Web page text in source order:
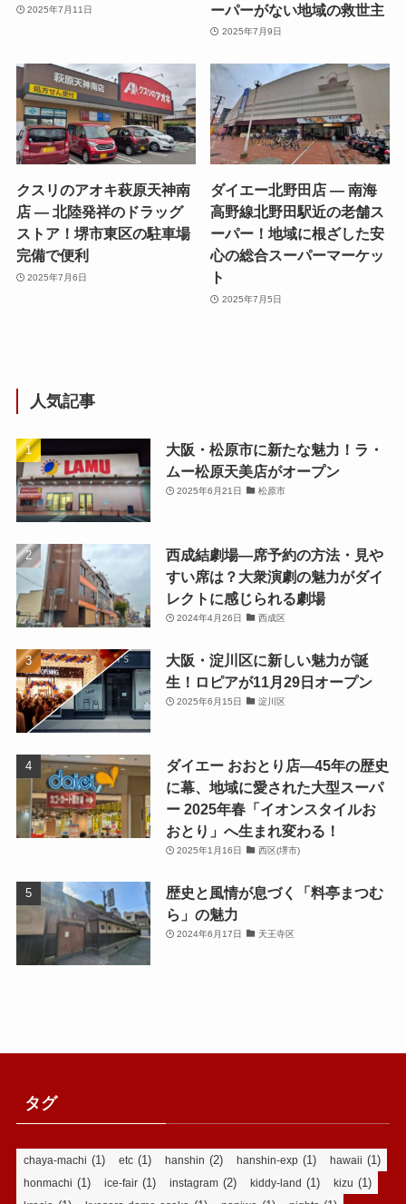
2025年7月11日
ーパーがない地域の救世主
2025年7月9日
クスリのアオキ萩原天神南
店 — 北陸発祥のドラッグ
ストア！堺市東区の駐車場
完備で便利
2025年7月6日
ダイエー北野田店 — 南海
高野線北野田駅近の老舗ス
ーパー！地域に根ざした安
心の総合スーパーマーケッ
ト
2025年7月5日
人気記事
大阪・松原市に新たな魅力！ラ・
ムー松原天美店がオープン
2025年6月21日 松原市
西成結劇場—席予約の方法・見や
すい席は？大衆演劇の魅力がダイ
レクトに感じられる劇場
2024年4月26日 西成区
大阪・淀川区に新しい魅力が誕
生！ロピアが11月29日オープン
2025年6月15日 淀川区
ダイエー おおとり店—45年の歴史
に幕、地域に愛された大型スーパ
ー 2025年春「イオンスタイルお
おとり」へ生まれ変わる！
2025年1月16日 西区(堺市)
歴史と風情が息づく「料亭まつむ
ら」の魅力
2024年6月17日 天王寺区
タグ
chaya-machi (1) etc (1) hanshin (2) hanshin-exp (1) hawaii (1)
honmachi (1) ice-fair (1) instagram (2) kiddy-land (1) kizu (1)